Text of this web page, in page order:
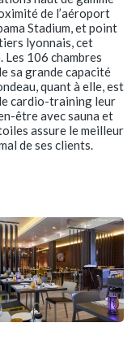
de l’aéroport
Stadium, et point
lyonnais, cet
106 chambres
sa grande capacité
quant à elle, est
cardio-training leur
être avec sauna et
assure le meilleur
de ses clients.